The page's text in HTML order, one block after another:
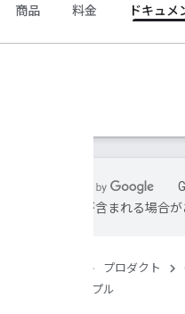
商品 料金 ドキュメ
は誤りが含まれる場合が
プロダクト
サンプル